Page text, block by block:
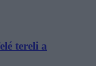
tereli a